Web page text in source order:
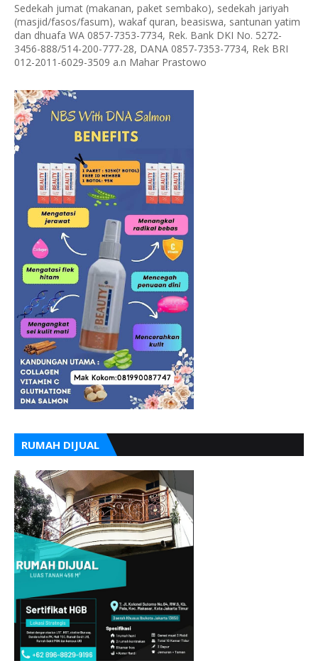
Sedekah jumat (makanan, paket sembako), sedekah jariyah
(masjid/fasos/fasum), wakaf quran, beasiswa, santunan yatim
dan dhuafa WA 0857-7353-7734, Rek. Bank DKI No. 5272-
3456-888/514-200-777-28, DANA 0857-7353-7734, Rek BRI
012-2011-6029-3509 a.n Mahar Prastowo
RUMAH DIJUAL